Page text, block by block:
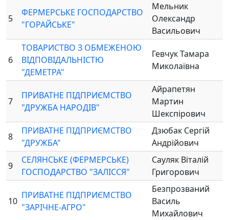
5
ФЕРМЕРСЬКЕ ГОСПОДАРСТВО
"ГОРАЙСЬКЕ"
Мельник
Олександр
Васильович
6
ТОВАРИСТВО З ОБМЕЖЕНОЮ
ВІДПОВІДАЛЬНІСТЮ
"ДЕМЕТРА"
Гевчук Тамара
Миколаївна
7
ПРИВАТНЕ ПІДПРИЄМСТВО
"ДРУЖБА НАРОДІВ"
Айрапетян
Мартин
Шекспірович
8
ПРИВАТНЕ ПІДПРИЄМСТВО
"ДРУЖБА"
Дзюбак Сергій
Андрійович
9
СЕЛЯНСЬКЕ (ФЕРМЕРСЬКЕ)
ГОСПОДАРСТВО "ЗАЛІССЯ"
Сауляк Віталій
Григорович
10
ПРИВАТНЕ ПІДПРИЄМСТВО
"ЗАРІЧНЕ-АГРО"
Безпрозваний
Василь
Михайлович